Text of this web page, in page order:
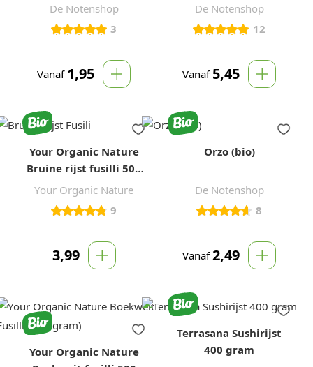
De Notenshop
3
Vanaf 1,95
De Notenshop
12
Vanaf 5,45
Your Organic Nature
Bruine rijst fusilli 500
gram
Your Organic Nature
9
3,99
Orzo (bio)
De Notenshop
8
Vanaf 2,49
Your Organic Nature
Terrasana Sushirijst
400 gram